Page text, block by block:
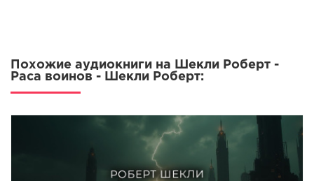
Похожие аудиокниги на Шекли Роберт -
Раса воинов - Шекли Роберт: